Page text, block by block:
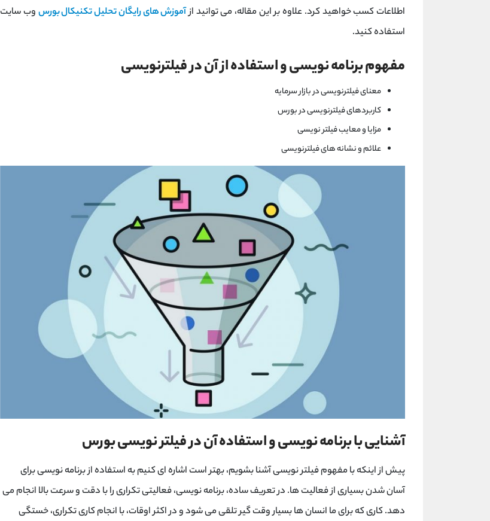
اطلاعات کسب خواهید کرد. علاوه بر این مقاله، می توانید ازآموزش های رایگان تحلیل تکنیکال بورس وب سایت
استفاده کنید.
مفهوم برنامه نویسی و استفاده از آن در فیلترنویسی
معنای فیلترنویسی در بازار سرمایه
کاربردهای فیلترنویسی در بورس
مزایا و معایب فیلتر نویسی
علائم و نشانه های فیلترنویسی
آشنایی با برنامه نویسی و استفاده آن در فیلتر نویسی بورس
پیش از اینکه با مفهوم فیلتر نویسی آشنا بشویم، بهتر است اشاره ای کنیم به استفاده از برنامه نویسی برای
آسان شدن بسیاری از فعالیت ها. در تعریف ساده، برنامه نویسی، فعالیتی تکراری را با دقت و سرعت بالا انجام می
دهد. کاری که برای ما انسان ها بسیار وقت گیر تلقی می شود و در اکثر اوقات، با انجام کاری تکراری، خستگی